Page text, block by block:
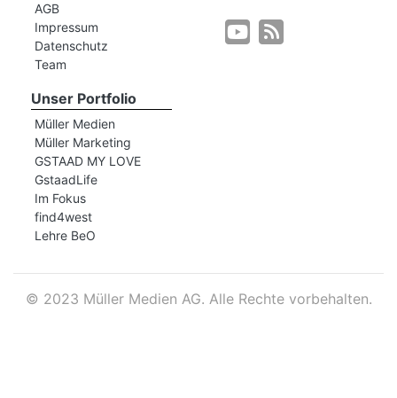
AGB
Impressum
Datenschutz
Team
Unser Portfolio
Müller Medien
Müller Marketing
GSTAAD MY LOVE
GstaadLife
Im Fokus
find4west
Lehre BeO
© 2023 Müller Medien AG. Alle Rechte vorbehalten.